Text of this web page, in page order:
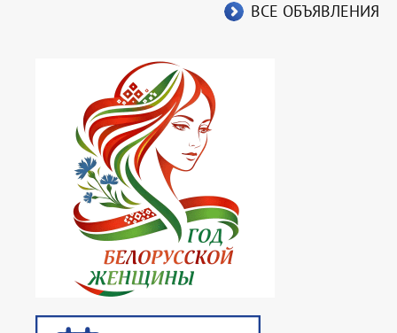
ВСЕ ОБЪЯВЛЕНИЯ